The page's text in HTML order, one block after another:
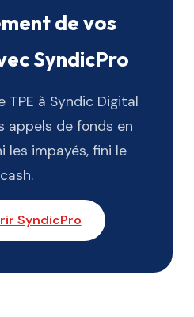
de vos
SyndicPro
TPE à Syndic Digital
appels de fonds en
les impayés, fini le
cash.
SyndicPro